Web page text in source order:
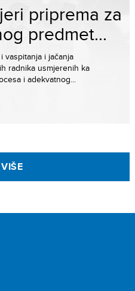
priprema za
predmet...
vaspitanja i jačanja
radnika usmjerenih ka
i adekvatnog...